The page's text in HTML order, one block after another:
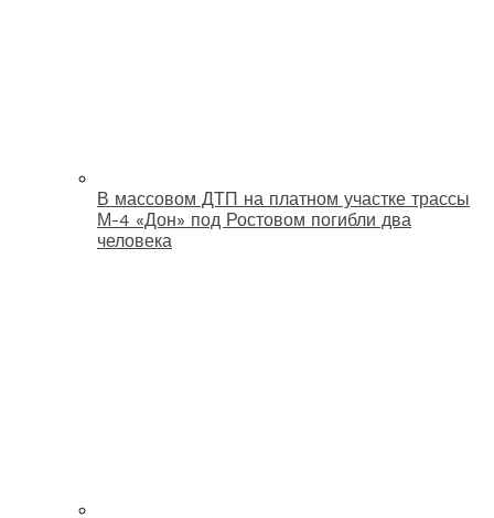
В массовом ДТП на платном участке трассы
М-4 «Дон» под Ростовом погибли два
человека